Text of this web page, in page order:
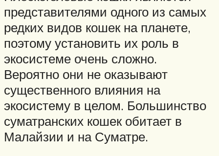
представителями одного из самых
редких видов кошек на планете,
поэтому установить их роль в
экосистеме очень сложно.
Вероятно они не оказывают
существенного влияния на
экосистему в целом. Большинство
суматранских кошек обитает в
Малайзии и на Суматре.